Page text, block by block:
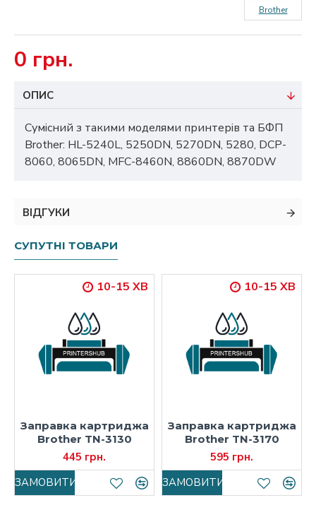
0 грн.
Brother
ОПИС
Сумісний з такими моделями принтерів та БФП
Brother: HL-5240L, 5250DN, 5270DN, 5280, DCP-
8060, 8065DN, MFC-8460N, 8860DN, 8870DW
ВІДГУКИ
СУПУТНІ ТОВАРИ
10-15 ХВ
Заправка картриджа
Brother TN-3130
445 грн.
ЗАМОВИТИ
10-15 ХВ
Заправка картриджа
Brother TN-3170
595 грн.
ЗАМОВИТИ